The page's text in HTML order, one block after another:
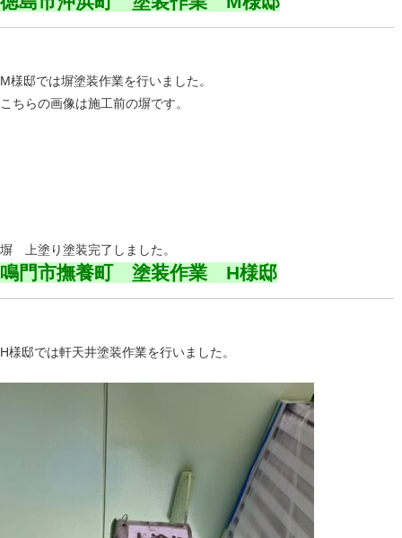
M様邸では塀塗装作業を行いました。
こちらの画像は施工前の塀です。
塀 上塗り塗装完了しました。
鳴門市撫養町 塗装作業 H様邸
H様邸では軒天井塗装作業を行いました。